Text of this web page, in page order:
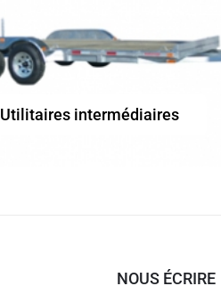
Utilitaires intermédiaires
NOUS ÉCRIRE